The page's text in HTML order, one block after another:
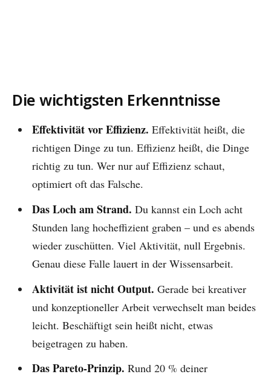
Die wichtigsten Erkenntnisse
Effektivität vor Effizienz. Effektivität heißt, die
richtigen Dinge zu tun. Effizienz heißt, die Dinge
richtig zu tun. Wer nur auf Effizienz schaut,
optimiert oft das Falsche.
Das Loch am Strand. Du kannst ein Loch acht
Stunden lang hocheffizient graben – und es abends
wieder zuschütten. Viel Aktivität, null Ergebnis.
Genau diese Falle lauert in der Wissensarbeit.
Aktivität ist nicht Output. Gerade bei kreativer
und konzeptioneller Arbeit verwechselt man beides
leicht. Beschäftigt sein heißt nicht, etwas
beigetragen zu haben.
Das Pareto-Prinzip. Rund 20 % deiner